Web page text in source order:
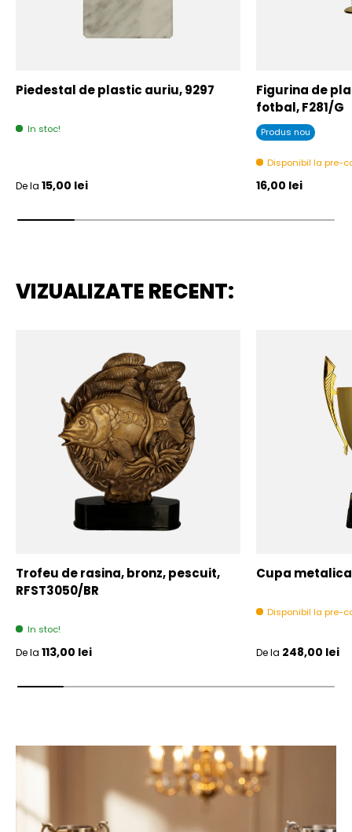
Piedestal de plastic auriu, 9297
In stoc!
Pret initial
De la 15,00 lei
Figurina de
fotbal, F281/G
Produs nou
Disponibil la pre-
Pret initial
16,00 lei
VIZUALIZATE RECENT:
Trofeu de rasina, bronz, pescuit,
RFST3050/BR
In stoc!
Pret initial
De la 113,00 lei
Cupa
Disponibil la pre-
Pret initial
De la 248,00 lei